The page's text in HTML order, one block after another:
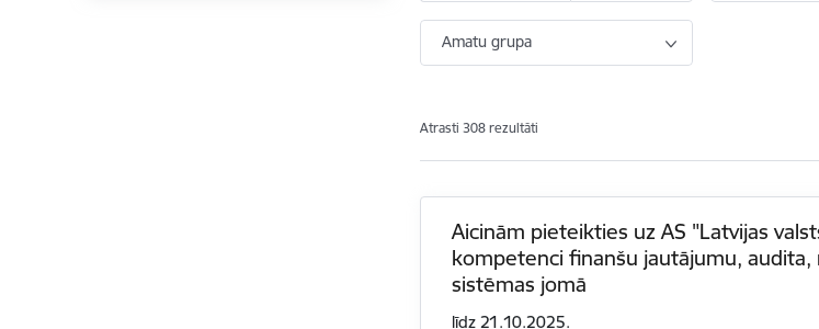
Amatu grupa
Atrasti 308 rezultāti
Aicinām pieteikties uz AS "Latvijas
kompetenci finanšu jautājumu,
sistēmas jomā
līdz 21.10.2025.